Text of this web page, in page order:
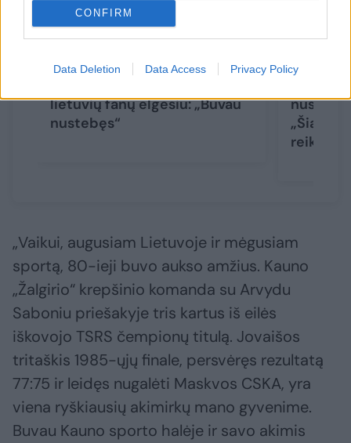
CONFIRM
Data Deletion Data Access Privacy Policy
lietuvių fanų elgesiu: „Buvau
nustebęs“
reikia
„Vaikui, augusiam Lietuvoje ir mėgusiam
sportą, 80-ieji buvo aukso amžius. Kauno
„Žalgirio“ krepšinio komanda su Arvydu
Saboniu priešakyje tris kartus iš eilės
iškovojo TSRS čempionų titulą. Jovaišos
tritaškis 1985-ųjų finale, persvėręs rezultatą
77:75 ir leidęs nugalėti Maskvos CSKA, yra
viena ryškiausių akimirkų mano gyvenime.
Buvau Kauno sporto halėje ir savo akimis